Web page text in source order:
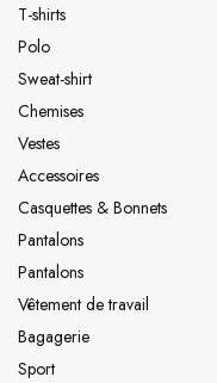
T-shirts
Polo
Sweat-shirt
Chemises
Vestes
Accessoires
Casquettes & Bonnets
Pantalons
Pantalons
Vêtement de travail
Bagagerie
Sport